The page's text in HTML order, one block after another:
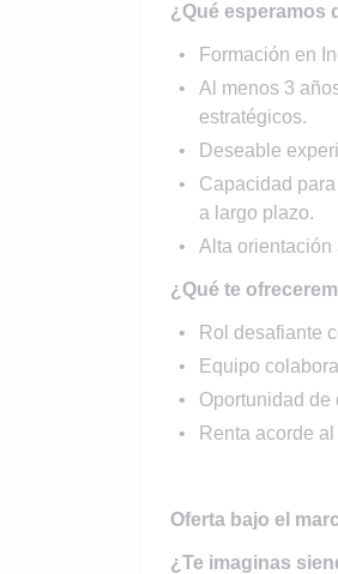
¿Qué esperamos
Formación en
Al menos 3
estratégicos.
Deseable
Capacidad
a largo plazo.
Alta orientación
¿Qué te
Rol desafiante
Equipo
Oportunidad de
Renta acorde
Oferta bajo el
¿Te imaginas